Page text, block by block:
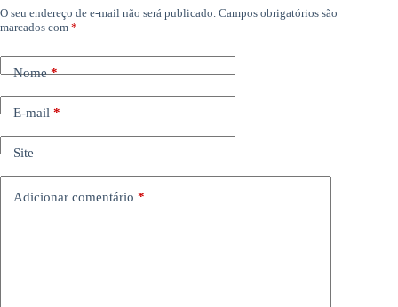
O seu endereço de e-mail não será publicado. Campos obrigatórios são
marcados com *
Nome*
E-mail*
Site
Adicionar comentário *